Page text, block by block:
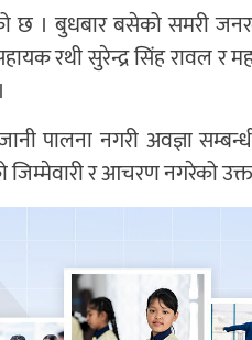
छ । बुधबार बसेको समरी
रथी सुरेन्द्र सिंह रावल
पालना नगरी अवज्ञा
र आचरण नगरेको